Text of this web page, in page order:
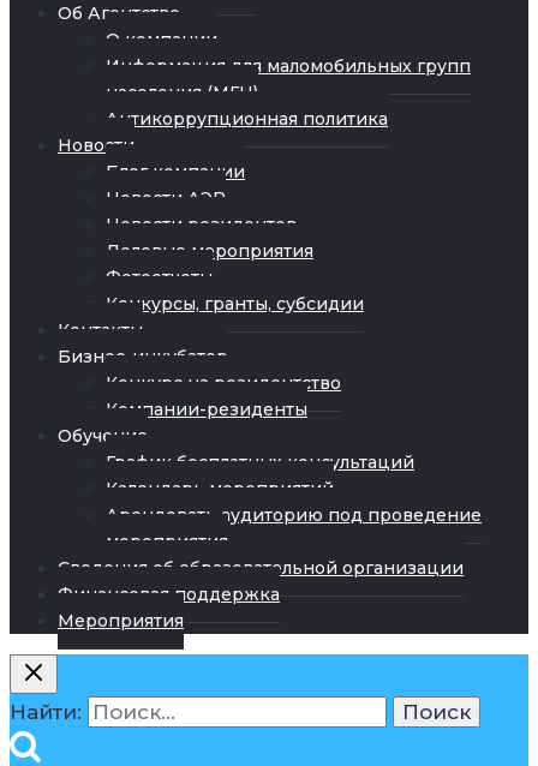
Об Агентстве
О компании
Информация для маломобильных групп
населения (МГН)
Антикоррупционная политика
Новости
Блог компании
Новости АЭР
Новости резидентов
Деловые мероприятия
Фотоотчеты
Конкурсы, гранты, субсидии
Контакты
Бизнес-инкубатор
Конкурс на резидентство
Компании-резиденты
Обучение
График бесплатных консультаций
Календарь мероприятий
Арендовать аудиторию под проведение
мероприятия
Сведения об образовательной организации
Финансовая поддержка
Мероприятия
Найти: